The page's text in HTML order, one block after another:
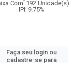
Com: 192 Unidade(s)
IPI: 9.75%
Faça seu login ou
cadastre-se para